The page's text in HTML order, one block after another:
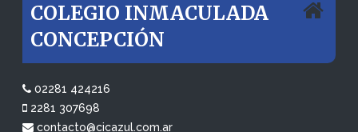
COLEGIO INMACULADA
CONCEPCIÓN
02281 424216
2281 307698
contacto@cicazul.com.ar